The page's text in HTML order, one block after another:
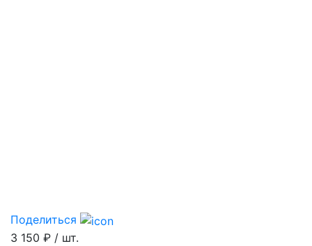
Поделиться
3 150 ₽ / шт.